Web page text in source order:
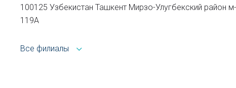
100125 Узбекистан Ташкент Мирзо-Улугбекский район
119А
Все филиалы